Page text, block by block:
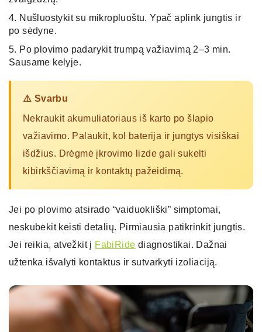
Nušluostykit su mikropluoštu. Ypač aplink jungtis ir
po sėdyne.
Po plovimo padarykit trumpą važiavimą 2–3 min.
Sausame kelyje.
⚠️ Svarbu
Nekraukit akumuliatoriaus iš karto po šlapio
važiavimo. Palaukit, kol baterija ir jungtys visiškai
išdžius. Drėgmė įkrovimo lizde gali sukelti
kibirkščiavimą ir kontaktų pažeidimą.
Jei po plovimo atsirado “vaiduokliški” simptomai,
neskubėkit keisti detalių. Pirmiausia patikrinkit jungtis.
Jei reikia, atvežkit į FabiRide diagnostikai. Dažnai
užtenka išvalyti kontaktus ir sutvarkyti izoliaciją.